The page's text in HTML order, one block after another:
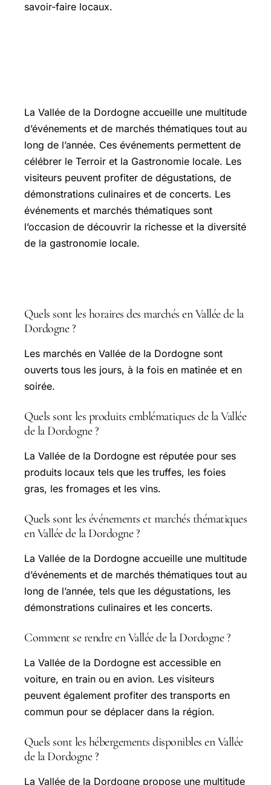
savoir-faire locaux.
La Vallée de la Dordogne accueille une multitude
d’événements et de marchés thématiques tout au
long de l’année. Ces événements permettent de
célébrer le Terroir et la Gastronomie locale. Les
visiteurs peuvent profiter de dégustations, de
démonstrations culinaires et de concerts. Les
événements et marchés thématiques sont
l’occasion de découvrir la richesse et la diversité
de la gastronomie locale.
Quels sont les horaires des marchés en Vallée de la
Dordogne ?
Les marchés en Vallée de la Dordogne sont
ouverts tous les jours, à la fois en matinée et en
soirée.
Quels sont les produits emblématiques de la Vallée
de la Dordogne ?
La Vallée de la Dordogne est réputée pour ses
produits locaux tels que les truffes, les foies
gras, les fromages et les vins.
Quels sont les événements et marchés thématiques
en Vallée de la Dordogne ?
La Vallée de la Dordogne accueille une multitude
d’événements et de marchés thématiques tout au
long de l’année, tels que les dégustations, les
démonstrations culinaires et les concerts.
Comment se rendre en Vallée de la Dordogne ?
La Vallée de la Dordogne est accessible en
voiture, en train ou en avion. Les visiteurs
peuvent également profiter des transports en
commun pour se déplacer dans la région.
Quels sont les hébergements disponibles en Vallée
de la Dordogne ?
La Vallée de la Dordogne propose une multitude